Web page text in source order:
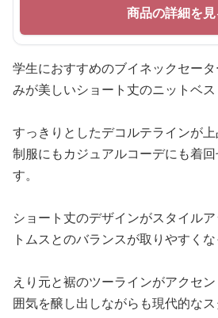
商品の詳細を見
学生におすすめのブイネックセー
みが美しいショート丈のニットベス
すっきりとしたデコルテラインが上
制服にもカジュアルコーデにも着
す。
ショート丈のデザインがスタイル
トムスとのバランスが取りやすくな
えり元と裾のツーラインがアクセ
囲気を醸し出しながらも現代的な